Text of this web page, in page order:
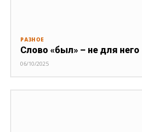
РАЗНОЕ
Слово «был» – не для него
06/10/2025